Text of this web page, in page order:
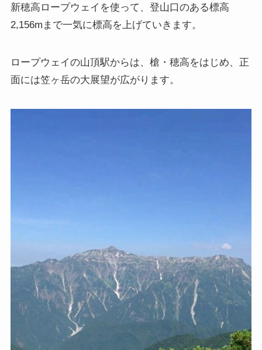
新穂高ロープウェイを使って、登山口のある標高
2,156mまで一気に標高を上げていきます。
ロープウェイの山頂駅からは、槍・穂高をはじめ、正
面には笠ヶ岳の大展望が広がります。